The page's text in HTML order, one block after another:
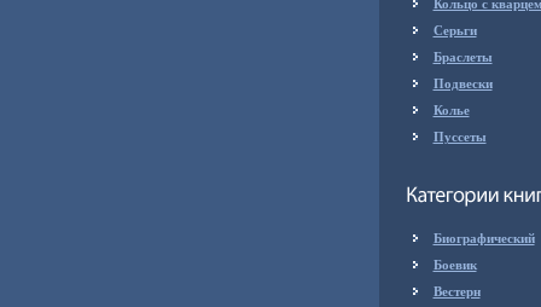
Серьги
Браслеты
Подвески
Колье
Пуссеты
Биографический
Боевик
Вестерн